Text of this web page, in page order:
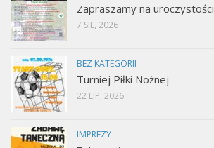
Zapraszamy na uroczystości
7 SIE, 2026
BEZ KATEGORII
Turniej Piłki Nożnej
22 LIP, 2026
IMPREZY